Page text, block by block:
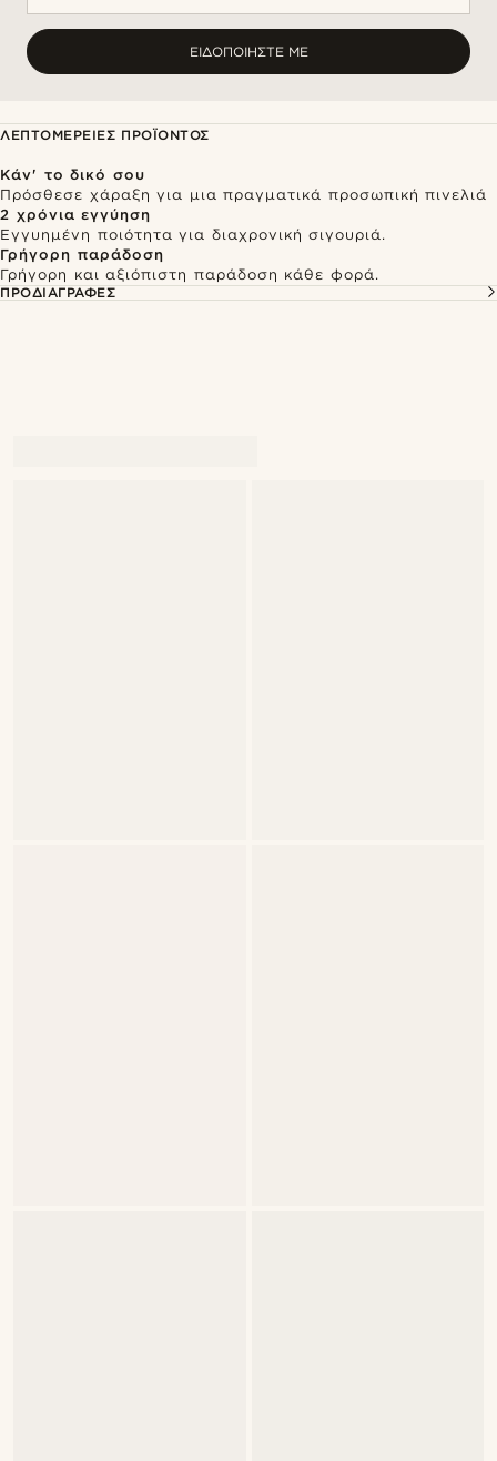
ΕΙΔΟΠΟΙΉΣΤΕ ΜΕ
ΛΕΠΤΟΜΈΡΕΙΕΣ ΠΡΟΪΌΝΤΟΣ
Κάν' το δικό σου
Πρόσθεσε χάραξη για μια πραγματικά προσωπική πινελιά
2 χρόνια εγγύηση
Εγγυημένη ποιότητα για διαχρονική σιγουριά.
Γρήγορη παράδοση
Γρήγορη και αξιόπιστη παράδοση κάθε φορά.
ΠΡΟΔΙΑΓΡΑΦΈΣ